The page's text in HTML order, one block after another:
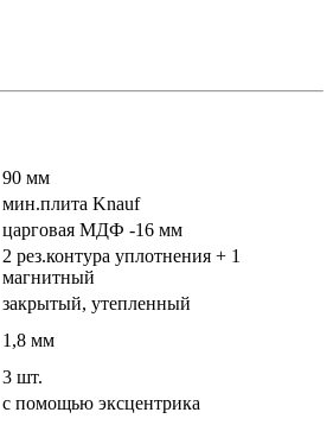
90 мм
мин.плита Knauf
царговая МДФ -16 мм
2 рез.контура уплотнения + 1
магнитный
закрытый, утепленный
1,8 мм
3 шт.
с помощью эксцентрика